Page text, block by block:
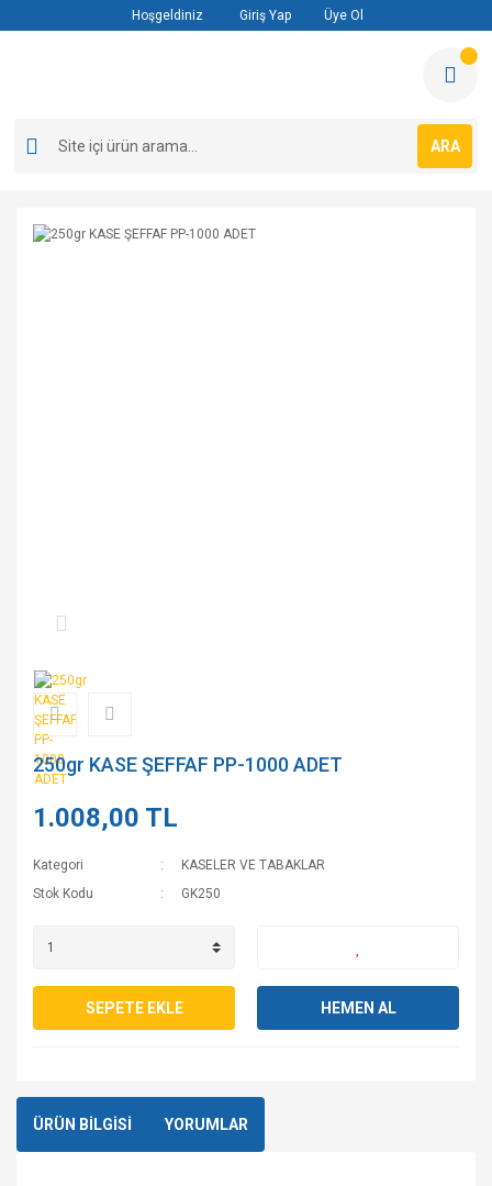
Hoşgeldiniz Giriş Yap Üye Ol
ARA
250gr KASE ŞEFFAF PP-1000 ADET
1.008,00 TL
Kategori
KASELER VE TABAKLAR
Stok Kodu
GK250
SEPETE EKLE HEMEN AL
ÜRÜN BİLGİSİ YORUMLAR